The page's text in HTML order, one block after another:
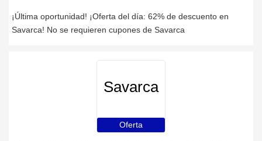
¡Última oportunidad! ¡Oferta del día: 62% de descuento en
Savarca! No se requieren cupones de Savarca
Savarca
Oferta